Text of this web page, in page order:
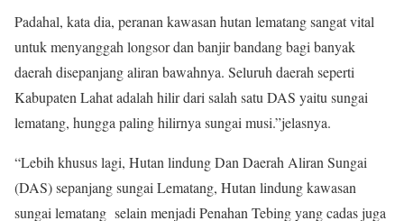
Padahal, kata dia, peranan kawasan hutan lematang sangat vital
untuk menyanggah longsor dan banjir bandang bagi banyak
daerah disepanjang aliran bawahnya. Seluruh daerah seperti
Kabupaten Lahat adalah hilir dari salah satu DAS yaitu sungai
lematang, hungga paling hilirnya sungai musi.”jelasnya.
“Lebih khusus lagi, Hutan lindung Dan Daerah Aliran Sungai
(DAS) sepanjang sungai Lematang, Hutan lindung kawasan
sungai lematang selain menjadi Penahan Tebing yang cadas juga